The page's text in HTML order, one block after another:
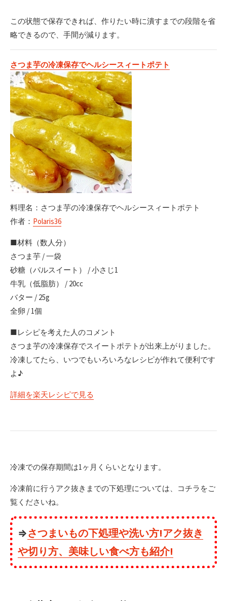
この状態で保存できれば、作りたい時に潰すまでの段階を省
略できるので、手間が減ります。
さつま芋の冷凍保存でヘルシースィートポテト
料理名：さつま芋の冷凍保存でヘルシースィートポテト
作者： Polaris36
■材料（数人分）
さつま芋 / 一袋
砂糖（パルスイート） / 小さじ1
牛乳（低脂肪） / 20cc
バター / 25g
全卵 / 1個
■レシピを考えた人のコメント
さつま芋の冷凍保存でスイートポテトが出来上がりました。
冷凍してたら、いつでもいろいろなレシピが作れて便利です
よ♪
詳細を楽天レシピで見る
冷凍での保存期間は1ヶ月くらいとなります。
冷凍前に行うアク抜きまでの下処理については、コチラをご
覧くださいね。
⇒さつまいもの下処理や洗い方!アク抜き
や切り方、美味しい食べ方も紹介!